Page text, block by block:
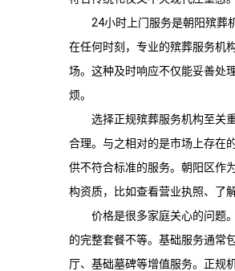
24小时上门服务是朝阳殡葬
在任何时刻，专业的殡葬服务机
场。这种及时响应不仅能妥善处
烦。
选择正规殡葬服务机构至关
合理。与之相对的是市场上存在
供不符合标准的服务。朝阳区作
构资质，比如查看营业执照、了
价格是很多家庭关心的问题。
的完整套餐不等。基础服务通常
厅、基础墓碑等增值服务。正规